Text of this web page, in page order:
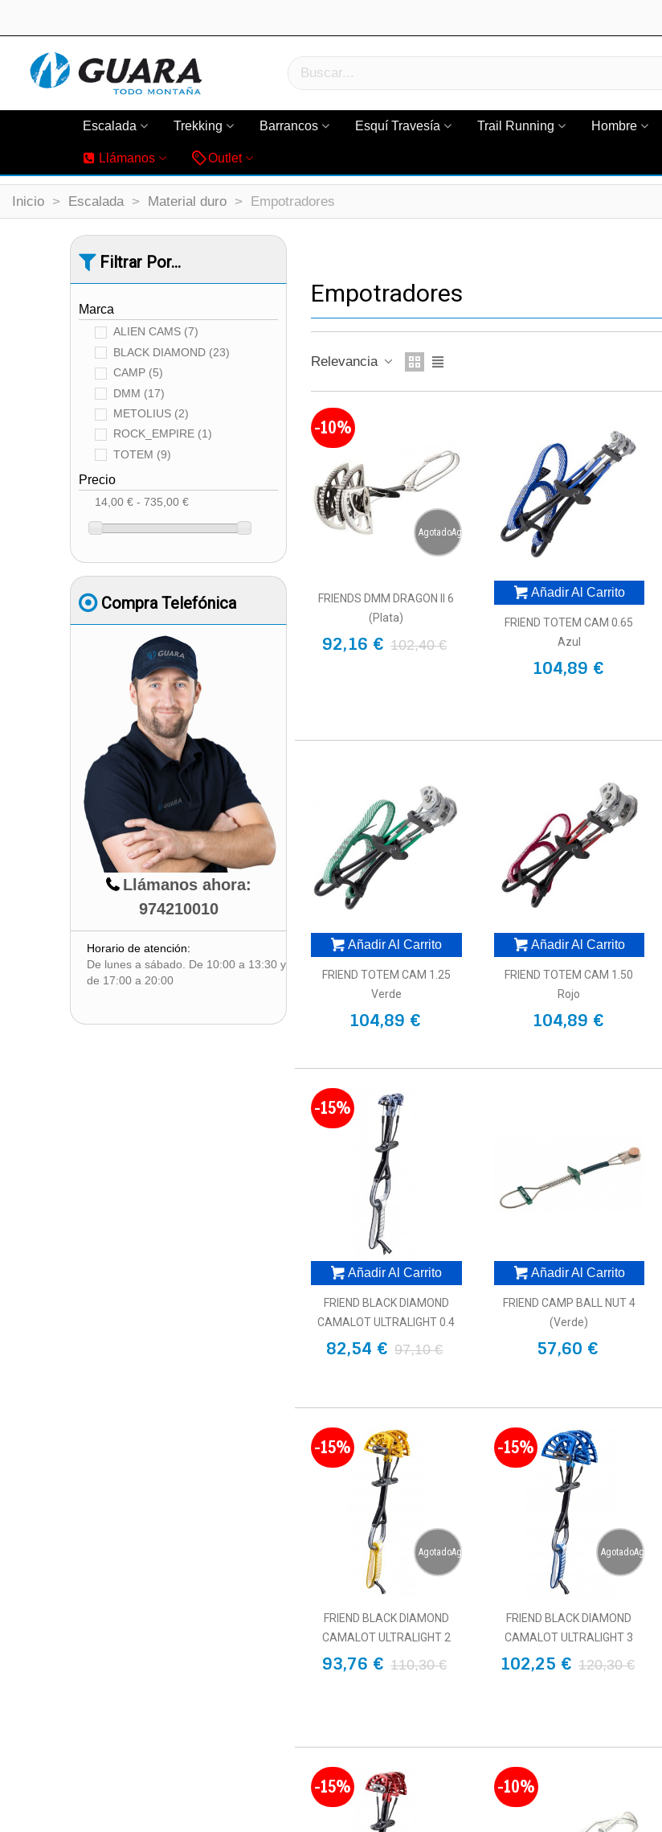
Escalada Trekking Barrancos Esquí Travesía Trail Running Hombre
Llámanos Outlet
Inicio > Escalada > Material duro > Empotradores
Filtrar Por...
Marca
ALIEN CAMS (7)
BLACK DIAMOND (23)
CAMP (5)
DMM (17)
METOLIUS (2)
ROCK_EMPIRE (1)
TOTEM (9)
Precio
14,00 € - 735,00 €
Compra Telefónica
Llámanos ahora:
974210010
Horario de atención:
De lunes a sábado. De 10:00 a 13:30 y
de 17:00 a 20:00
Empotradores
Relevancia
AgotadoAgotado
-10%
FRIENDS DMM DRAGON II 6
(plata)
92,16 € 102,40 €
Añadir Al Carrito
FRIEND TOTEM CAM 0.65
Azul
104,89 €
Añadir Al Carrito
FRIEND TOTEM CAM 1.25
Verde
104,89 €
Añadir Al Carrito
FRIEND TOTEM CAM 1.50
Rojo
104,89 €
-15%
Añadir Al Carrito
FRIEND BLACK DIAMOND
CAMALOT ULTRALIGHT 0.4
82,54 € 97,10 €
Añadir Al Carrito
FRIEND CAMP BALL NUT 4
(verde)
57,60 €
AgotadoAgotado
-15%
FRIEND BLACK DIAMOND
CAMALOT ULTRALIGHT 2
93,76 € 110,30 €
AgotadoAgotado
-15%
FRIEND BLACK DIAMOND
CAMALOT ULTRALIGHT 3
102,25 € 120,30 €
-15% -10%